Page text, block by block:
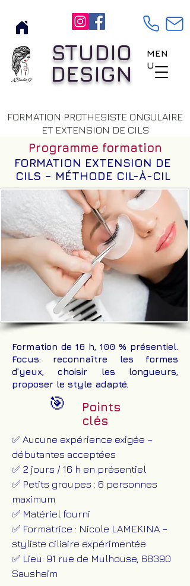
STUDIO
DESIGN
FORMATION PROTHESISTE ONGULAIRE
ET EXTENSION DE CILS
MEN
U
Programme formation
FORMATION EXTENSION DE
CILS – MÉTHODE CIL-À-CIL
Formation de 16 h, 100 % présentiel.
Focus: reconnaître les formes
d’yeux, choisir les longueurs,
proposer le style adapté.
🎯
Points
clés
✅ Aucune expérience exigée –
débutantes acceptées
✅ 2 jours / 16 h en présentiel
✅ Petits groupes : 6 personnes
maximum
✅ Matériel fourni
✅ Formatrice : Nicole LAMEKINA –
styliste ciliaire expérimentée
✅ Lieu: 91 rue de Mulhouse, 68390
Sausheim